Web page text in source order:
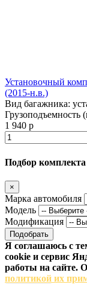
Установочный
(2015-н.в.)
Вид багажника:
Грузоподъемность
1 940 р
Подбор комплекта
×
Марка автомобиля
Модель
Модификация
Подобрать
Я соглашаюсь с
cookie и сервис
работы на сайте.
политикой их